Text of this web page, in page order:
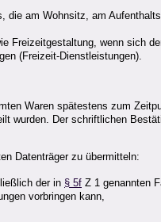
am Wohnsitz, am
Freizeitgestaltung, wenn sich
(Freizeit-Dienstleistungen).
Waren spätestens zum
Der schriftlichen
Datenträger zu übermitteln:
der in § 5f Z 1 genannten
vorbringen kann,